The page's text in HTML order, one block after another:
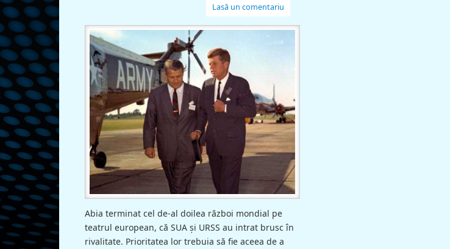
Lasă un comentariu
Abia terminat cel de-al doilea război mondial pe
teatrul european, că SUA şi URSS au intrat brusc în
rivalitate. Prioritatea lor trebuia să fie aceea de a